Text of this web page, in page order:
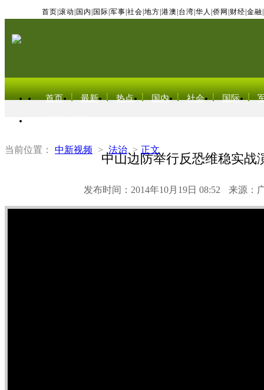
首页 滚动 国内 国际 军事 社会 地方 港澳 台湾 华人 侨网 财经 金融
首页 最新 热点 国内 社会 国际
当前位置： 中新视频 > 法治 > 正文
中山边防举行反恐维稳实战
发布时间：2014年10月19日 08:52 来源：